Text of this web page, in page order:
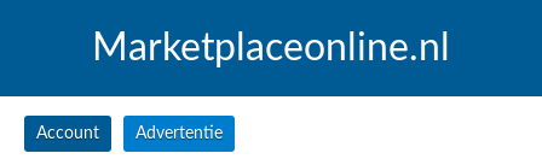
Marketplaceonline.nl
Account Advertentie